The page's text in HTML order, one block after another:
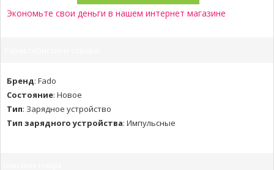
Экономьте свои деньги в нашем интернет магазине
Бренд: Fado
Состояние: Новое
Тип: Зарядное устройство
Тип зарядного устройства: Импульсные